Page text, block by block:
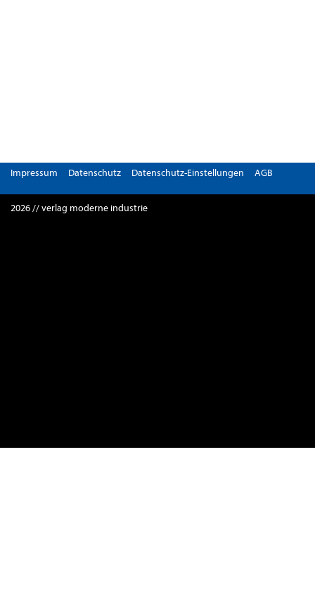
Impressum Datenschutz Datenschutz-Einstellungen AGB
2026 // verlag moderne industrie